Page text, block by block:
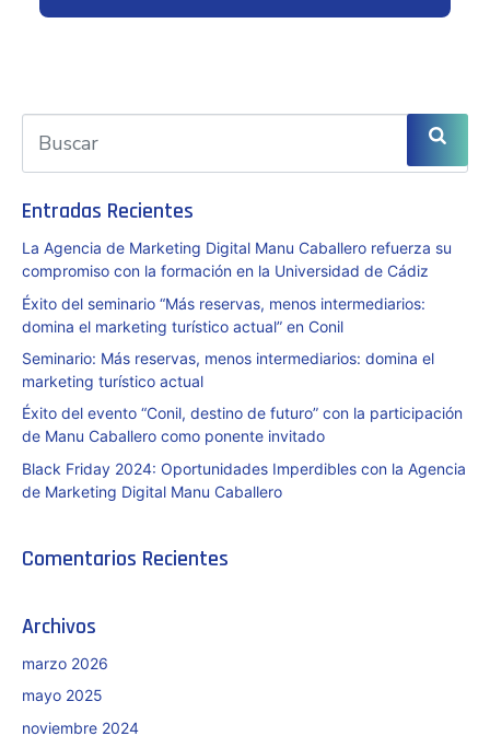
Entradas Recientes
La Agencia de Marketing Digital Manu Caballero refuerza su
compromiso con la formación en la Universidad de Cádiz
Éxito del seminario “Más reservas, menos intermediarios:
domina el marketing turístico actual” en Conil
Seminario: Más reservas, menos intermediarios: domina el
marketing turístico actual
Éxito del evento “Conil, destino de futuro” con la participación
de Manu Caballero como ponente invitado
Black Friday 2024: Oportunidades Imperdibles con la Agencia
de Marketing Digital Manu Caballero
Comentarios Recientes
Archivos
marzo 2026
mayo 2025
noviembre 2024